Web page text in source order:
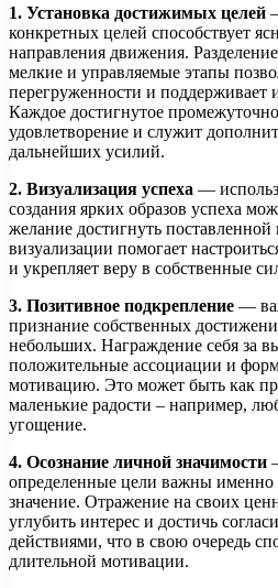
1. Установка достижимых целей
конкретных целей способствует
направления движения.
мелкие и управляемые этапы
перегруженности и поддерживает
Каждое достигнутое
удовлетворение и служит
дальнейших усилий.
2. Визуализация успеха —
создания ярких образов успеха
желание достигнуть поставленной
визуализации помогает
и укрепляет веру в собственные
3. Позитивное подкрепление —
признание собственных
небольших. Награждение себя за
положительные ассоциации и
мотивацию. Это может быть как
маленькие радости – например,
угощение.
4. Осознание личной значимости
определенные цели важны
значение. Отражение на своих
углубить интерес и достичь
действиями, что в свою очередь
длительной мотивации.